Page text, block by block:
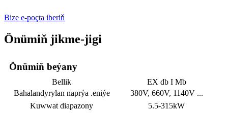
Bize e-poçta iberiň
Önümiň jikme-jigi
Önümiň beýany
Bellik
EX db I Mb
Bahalandyrylan naprýa .eniýe
380V, 660V, 1140V ...
Kuwwat diapazony
5.5-315kW